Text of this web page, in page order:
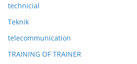
technicial
Teknik
telecommunication
TRAINING OF TRAINER